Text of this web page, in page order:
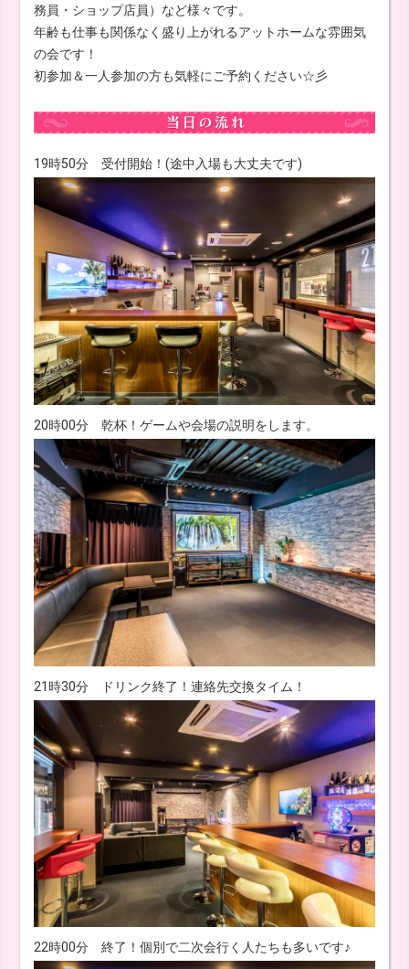
務員・ショップ店員）など様々です。
年齢も仕事も関係なく盛り上がれるアットホームな雰囲気
の会です！
初参加＆一人参加の方も気軽にご予約ください☆彡
19時50分 受付開始！(途中入場も大丈夫です)
20時00分 乾杯！ゲームや会場の説明をします。
21時30分 ドリンク終了！連絡先交換タイム！
22時00分 終了！個別で二次会行く人たちも多いです♪